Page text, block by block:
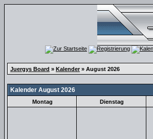
Juergys Board » Kalender» August 2026
Kalender August 2026
Montag Dienstag